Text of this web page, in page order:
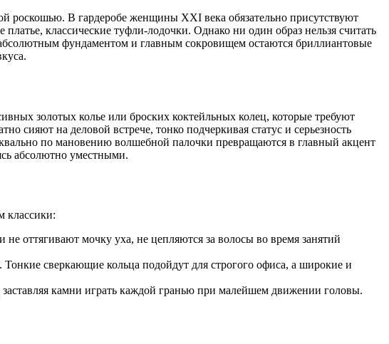
роскошью. В гардеробе женщины XXI века обязательно присутствуют
классические туфли-лодочки. Однако ни один образ нельзя считать
фундаментом и главным сокровищем остаются бриллиантовые
золотых колье или броских коктейльных колец, которые требуют
сияют на деловой встрече, тонко подчеркивая статус и серьезность
по мановению волшебной палочки превращаются в главный акцент
абсолютно уместными.
классики:
оттягивают мочку уха, не цепляются за волосы во время занятий
сверкающие кольца подойдут для строгого офиса, а широкие и
камни играть каждой гранью при малейшем движении головы.